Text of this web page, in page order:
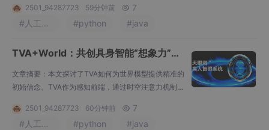
馈"的闭环机制，该系统实现了从试错式反应到认知驱
动的范式跃迁，显著提升了样本效率、长程规划能力
想象力，更为解决复杂物理交互任务奠定了理论基
2501_94287723 59分钟前  7
#人工智能
#python #java
TVA+World：共创具身智能“想象力”闭
环（12）
文章摘要：本文探讨了TVA如何为世界模型提供精准的
初始信念。TVA作为感知前端，通过时空注意力机制和
表征；利用时序状态模型应对部分可观测环境，在隐
空间中"脑补"被遮挡实体；并将语言指令与不确定性度
2501_94287723 60分钟前  7
#人工智能
#python #java